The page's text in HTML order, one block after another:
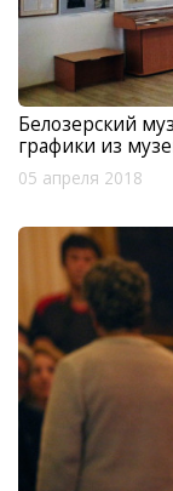
Белозерский
графики из
05 апреля 2018